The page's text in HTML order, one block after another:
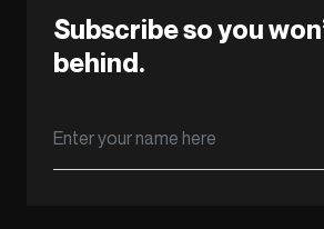
Subscribe so you
behind.